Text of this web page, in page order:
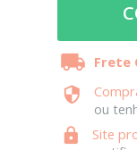
ou
Site
Frete